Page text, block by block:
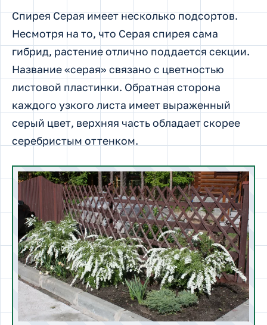
Спирея Серая имеет несколько подсортов.
Несмотря на то, что Серая спирея сама
гибрид, растение отлично поддается секции.
Название «серая» связано с цветностью
листовой пластинки. Обратная сторона
каждого узкого листа имеет выраженный
серый цвет, верхняя часть обладает скорее
серебристым оттенком.